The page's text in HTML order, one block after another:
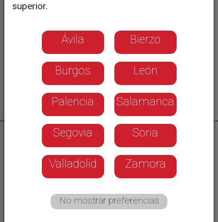
27/05/2024
Blanca Fraile
El Tormes en Salamanca, el Eresma en Segovia o
el Pisuerga en Valladolid transformaron las
superior.
Ávila Bierzo
Burgos León
Palencia Salamanca
Segovia Soria
Valladolid Zamora
No mostrar preferencias